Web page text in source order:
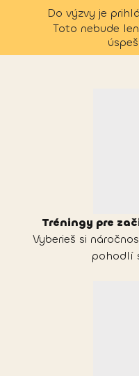
Do výzvy je
Toto nebude
Tréningy pre
Vyberieš si
pohodlí